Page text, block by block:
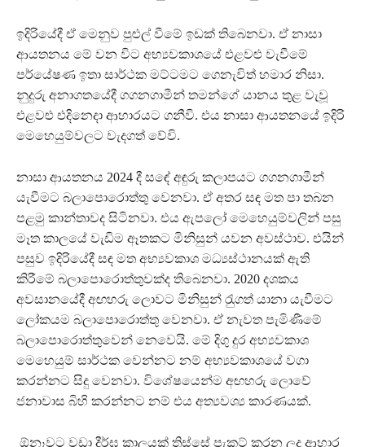
ඉදිරියේදී ඒ මෙනුව පුළුල් වීමේ ඉඩක් තිබෙනවා. ඒ නාසා
ආයතනය මේ වන විට අභ්‍යවකාශයේ එළවළු වැවීමේ
පර්යේෂණ ඉතා සාර්ථක මට්ටමට ගෙනැවිත් හමාර නිසා.
නුදුරු අනාගතයේදී ගගනගාමීන් තමන්ගේ යානය තුළ වැවූ
එළවළු එදිනෙදා ආහාරයට ගනීවි. එය නාසා ආයතනයේ ඉදිරි
මෙහෙයුම්වලට වැදගත් වේවි.
නාසා ආයතනය 2024 දී සඳේ අඳුරු කලාපයට ගගනගාමීන්
යැවීමට බලාපොරොත්තු වෙනවා. ඒ අතර සඳ මත පා තබන
පළමු කාන්තාවද සිටිනවා. එය ඇපලෝ මෙහෙයුම්වලින් පසු
මෑත කාලයේ වැඩිම ඈතකට මිනිසුන් යවන අවස්ථාව. එයින්
පසුව ඉදිරියේදී සඳ මත අභ්‍යවකාශ මධ්‍යස්ථානයක් ඇති
කිරීමේ බලාපොරොත්තුවක්ද තිබෙනවා. 2020 දශකය
අවසානයේදී අඟහරු ලොවට මිනිසුන් රැුගත් යානා යැවීමට
ලෝකයම බලාපොරොත්තු වෙනවා. ඒ නැවත පැමිණීමේ
බලාපොරොත්තුවෙන් නෙවෙයි. මේ දිගු දුර අභ්‍යවකාශ
මෙහෙයුම් සාර්ථක වෙන්නට නම් අභ්‍යවකාශයේ වගා
කරන්නට සිදු වෙනවා. විශේෂයෙන්ම අඟහරු ලොවේ
ජනාවාස බිහි කරන්නට නම් එය අත්‍යවශ්‍ය කාරණයක්.
ඕනෑවට වඩා දීර්ඝ කාලයක් තිස්සේ පැකට් කරන ලද ආහාර